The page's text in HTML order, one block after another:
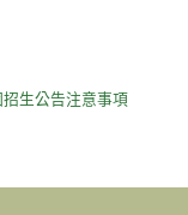
生公告注意事項